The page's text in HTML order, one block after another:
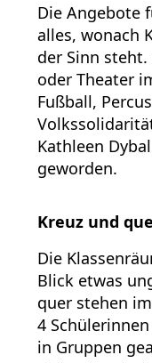
Die Angebote
alles, wonach
der Sinn
oder Theater
Fußball,
Kathleen
geworden.
Kreuz und
Die
Blick etwas
quer stehen
4
in Gruppen